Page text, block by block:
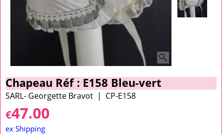
Chapeau Réf : E158 Bleu-vert
SARL- Georgette Bravot CP-E158
€47.00
ex Shipping